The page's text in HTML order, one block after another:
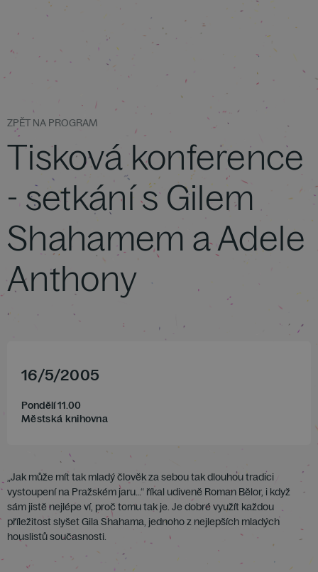
ZPĚT NA PROGRAM
Tisková konference
- setkání s Gilem
Shahamem a Adele
Anthony
16/5/2005
Pondělí 11.00
Městská knihovna
„Jak může mít tak mladý člověk za sebou tak dlouhou tradici
vystoupení na Pražském jaru…“ říkal udiveně Roman Bělor, i když
sám jistě nejlépe ví, proč tomu tak je. Je dobré využít každou
příležitost slyšet Gila Shahama, jednoho z nejlepších mladých
houslistů současnosti.